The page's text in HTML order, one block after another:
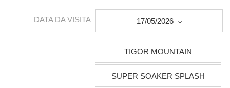
DATA DA VISITA 17/05/2026
TIGOR MOUNTAIN
SUPER SOAKER SPLASH